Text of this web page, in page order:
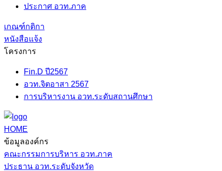
ประกาศ อวท.ภาค
เกณฑ์กติกา
หนังสือแจ้ง
โครงการ
Fin.D ปี2567
อวท.จิตอาสา 2567
การบริหารงาน อวท.ระดับสถานศึกษา
HOME
ข้อมูลองค์กร
คณะกรรมการบริหาร อวท.ภาค
ประธาน อวท.ระดับจังหวัด